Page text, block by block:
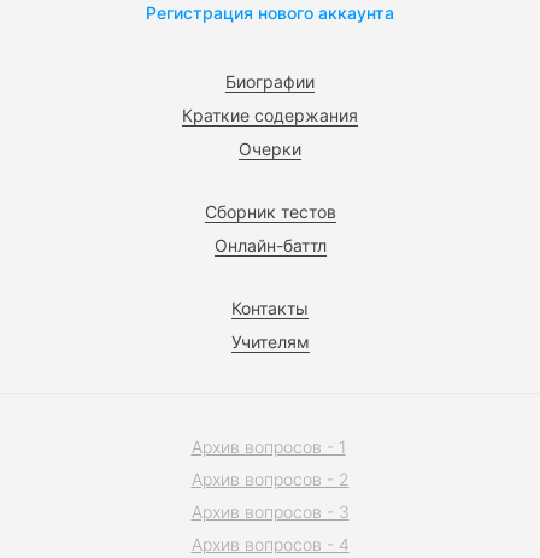
Биографии
Краткие содержания
Очерки
Сборник тестов
Онлайн-баттл
Контакты
Учителям
Регистрация нового аккаунта
Архив вопросов - 1
Архив вопросов - 2
Архив вопросов - 3
Архив вопросов - 4